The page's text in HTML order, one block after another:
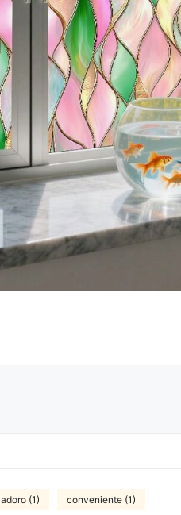
adoro (1) conveniente (1)